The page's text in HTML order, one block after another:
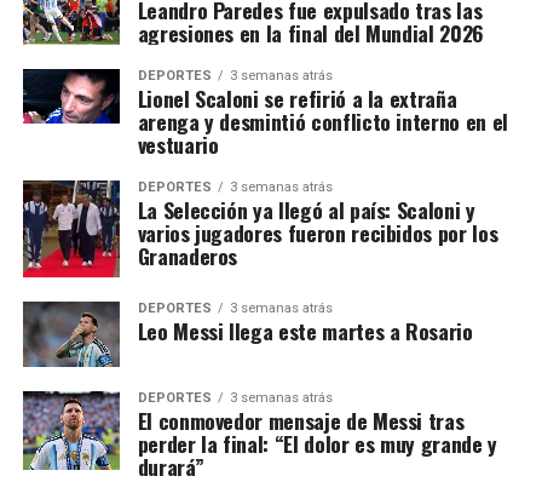
Leandro Paredes fue expulsado tras las
agresiones en la final del Mundial 2026
DEPORTES 3 semanas atrás
Lionel Scaloni se refirió a la extraña
arenga y desmintió conflicto interno en el
vestuario
DEPORTES 3 semanas atrás
La Selección ya llegó al país: Scaloni y
varios jugadores fueron recibidos por los
Granaderos
DEPORTES 3 semanas atrás
Leo Messi llega este martes a Rosario
DEPORTES 3 semanas atrás
El conmovedor mensaje de Messi tras
perder la final: “El dolor es muy grande y
durará”